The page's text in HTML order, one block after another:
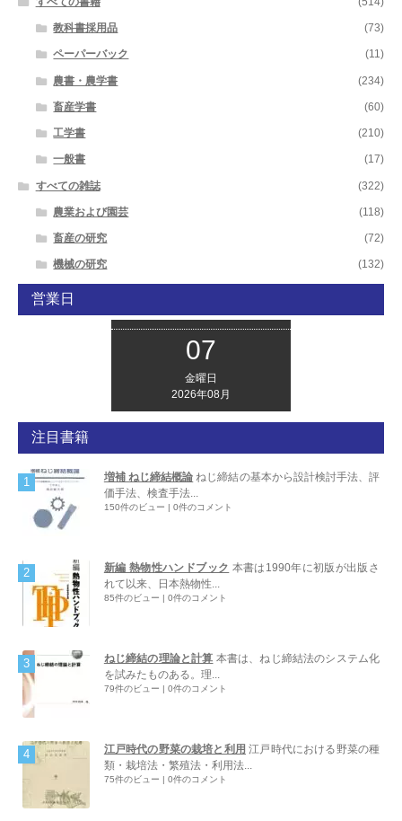
教科書採用品 (73)
ペーパーバック (11)
農書・農学書 (234)
畜産学書 (60)
工学書 (210)
一般書 (17)
すべての雑誌 (322)
農業および園芸 (118)
畜産の研究 (72)
機械の研究 (132)
営業日
07
金曜日
2026年08月
注目書籍
増補 ねじ締結概論 ねじ締結の基本から設計検討手法、評
価手法、検査手法...
150件のビュー | 0件のコメント
新編 熱物性ハンドブック 本書は1990年に初版が出版さ
れて以来、日本熱物性...
85件のビュー | 0件のコメント
ねじ締結の理論と計算 本書は、ねじ締結法のシステム化
を試みたものある。理...
79件のビュー | 0件のコメント
江戸時代の野菜の栽培と利用 江戸時代における野菜の種
類・栽培法・繁殖法・利用法...
75件のビュー | 0件のコメント